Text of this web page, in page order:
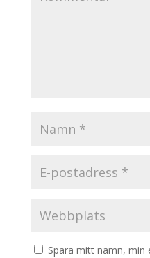
Spara mitt namn, min